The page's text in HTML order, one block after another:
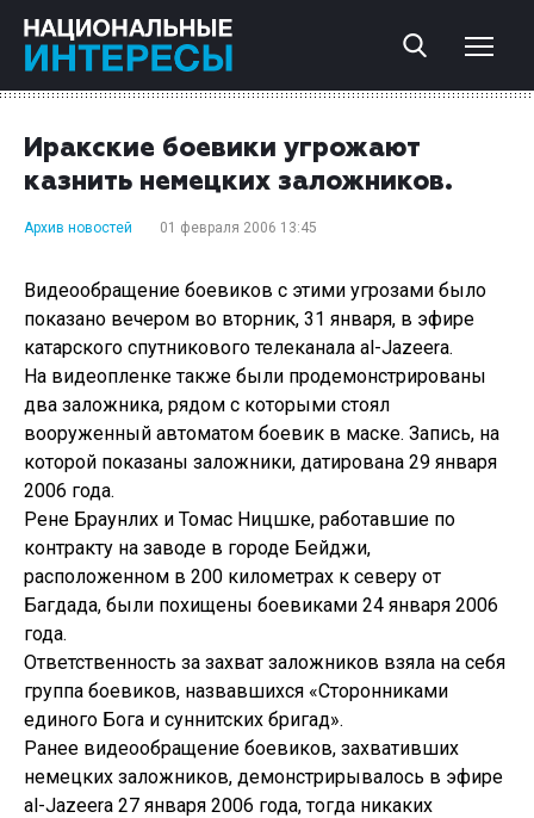
Иракские боевики угрожают
казнить немецких заложников.
Архив новостей 01 февраля 2006 13:45
Видеообращение боевиков с этими угрозами было
показано вечером во вторник, 31 января, в эфире
катарского спутникового телеканала al-Jazeera.
На видеопленке также были продемонстрированы
два заложника, рядом с которыми стоял
вооруженный автоматом боевик в маске. Запись, на
которой показаны заложники, датирована 29 января
2006 года.
Рене Браунлих и Томас Ницшке, работавшие по
контракту на заводе в городе Бейджи,
расположенном в 200 километрах к северу от
Багдада, были похищены боевиками 24 января 2006
года.
Ответственность за захват заложников взяла на себя
группа боевиков, назвавшихся «Сторонниками
единого Бога и суннитских бригад».
Ранее видеообращение боевиков, захвативших
немецких заложников, демонстрирывалось в эфире
al-Jazeera 27 января 2006 года, тогда никаких